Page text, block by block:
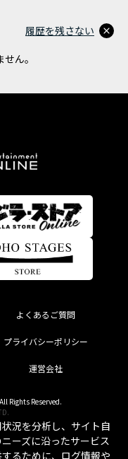
ん。
履歴を残さない
よくあるご質問
プライバシーポリシー
運営会社
Rights Reserved.
況を分析し、サイト自
ーズに沿ったサービス
るために、ログ情報や